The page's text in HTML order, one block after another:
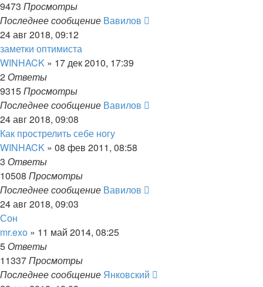
9473 Просмотры
Последнее сообщение Вавилов
24 авг 2018, 09:12
заметки оптимиста
WINHACK » 17 дек 2010, 17:39
2 Ответы
9315Просмотры
Последнее сообщение Вавилов
24 авг 2018, 09:08
Как прострелить себе ногу
WINHACK » 08 фев 2011, 08:58
3 Ответы
10508 Просмотры
Последнее сообщение Вавилов
24 авг 2018, 09:03
Сон
mr.exo » 11 май 2014, 08:25
5 Ответы
11337Просмотры
Последнее сообщение Янковский